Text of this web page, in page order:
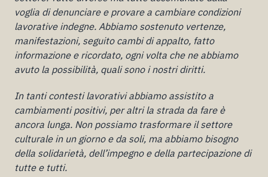
voglia di denunciare e provare a cambiare condizioni
lavorative indegne. Abbiamo sostenuto vertenze,
manifestazioni, seguito cambi di appalto, fatto
informazione e ricordato, ogni volta che ne abbiamo
avuto la possibilità, quali sono i nostri diritti.
In tanti contesti lavorativi abbiamo assistito a
cambiamenti positivi, per altri la strada da fare è
ancora lunga. Non possiamo trasformare il settore
culturale in un giorno e da soli, ma abbiamo bisogno
della solidarietà, dell’impegno e della partecipazione di
tutte e tutti.